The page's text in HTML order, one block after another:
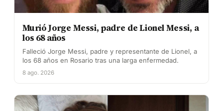
Murió Jorge Messi, padre de Lionel Messi, a
los 68 años
Falleció Jorge Messi, padre y representante de Lionel, a
los 68 años en Rosario tras una larga enfermedad.
8 ago. 2026